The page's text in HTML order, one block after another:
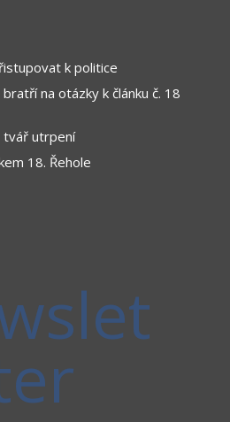
k politice
na otázky k článku č. 18
tvář utrpení
18. Řehole